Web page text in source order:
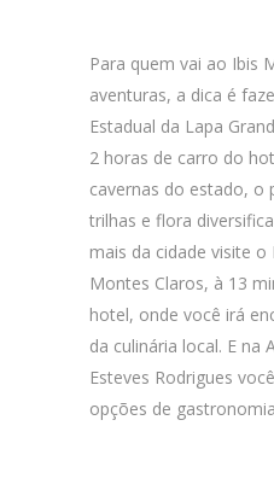
Para quem vai ao Ibis
aventuras, a dica é
Estadual da Lapa
2 horas de carro do
cavernas do estado, o
trilhas e flora
mais da cidade visite
Montes Claros, à 13
hotel, onde você irá
da culinária local. E na
Esteves Rodrigues
opções de